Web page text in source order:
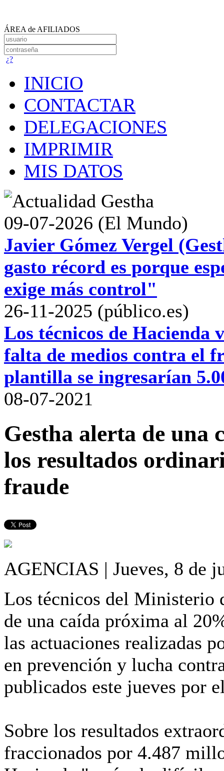
ÁREA de AFILIADOS
¿?
INICIO
CONTACTAR
DELEGACIONES
IMPRIMIR
MIS DATOS
09-07-2026 (El Mundo)
Javier Gómez Vergel
gasto récord es porque
exige más control"
26-11-2025 (público.es)
Los técnicos de Hacienda
falta de medios contra el
plantilla se ingresarían
08-07-2021
Gestha alerta de una
los resultados
fraude
AGENCIAS | Jueves, 8 de
Los técnicos del Ministerio
de una caída próxima al
las actuaciones realizadas
en prevención y lucha
publicados este jueves por
Sobre los resultados
fraccionados por 4.487